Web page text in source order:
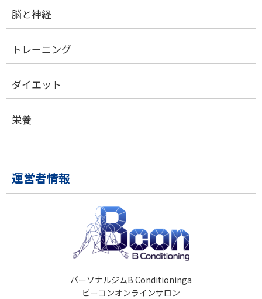
脳と神経
トレーニング
ダイエット
栄養
運営者情報
パーソナルジムB Conditioninga
ビーコンオンラインサロン